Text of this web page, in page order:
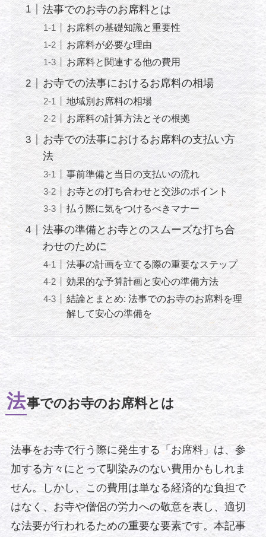
法事でのお寺のお席料とは
お席料の基礎知識と重要性
お席料が必要な理由
お席料と関連する他の費用
お寺での法事におけるお席料の相場
地域別お席料の相場
お席料の計算方法とその根拠
お寺での法事におけるお席料の支払い方
法
事前準備と当日の支払いの流れ
お寺との打ち合わせと交渉のポイント
払う際に気をつけるべきマナー
法事の準備とお寺とのスムーズな打ち合
わせのために
法事の計画を立てる際の重要なステップ
効果的な予算計画と安心の準備方法
結論とまとめ: 法事でのお寺のお席料を理
解して安心の準備を
法事でのお寺のお席料とは
法事をお寺で行う際に発生する「お席料」は、参
加する方々にとって馴染みのない費用かもしれま
せん。しかし、この費用は単なる経済的な負担で
はなく、お寺や僧侶の労力への敬意を表し、適切
な法要が行われるための重要な要素です。本記事